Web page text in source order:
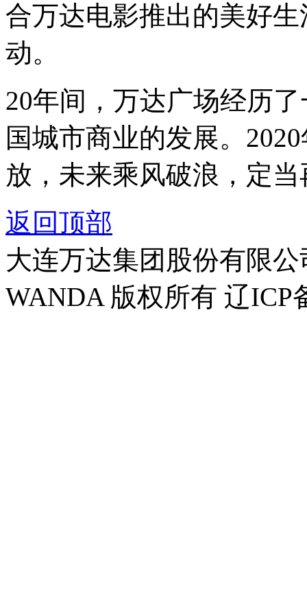
合万达电影推出的美好
动。
20年间，万达广场经历
国城市商业的发展。
放，未来乘风破浪，定
返回顶部
大连万达集团股份有限
WANDA 版权所有 辽ICP